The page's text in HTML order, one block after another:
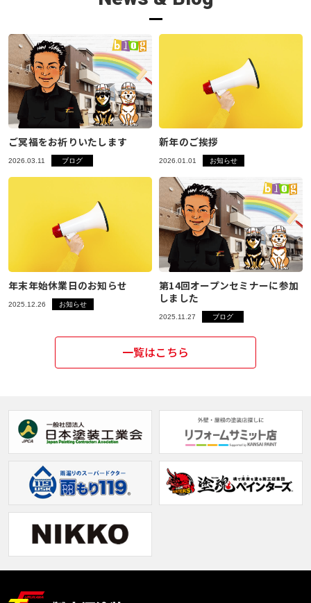
ご冥福をお祈りいたします
2026.03.11 ブログ
新年のご挨拶
2026.01.01 お知らせ
年末年始休業日のお知らせ
2025.12.26 お知らせ
第14回オープンセミナーに参加
しました
2025.11.27 ブログ
一覧はこちら